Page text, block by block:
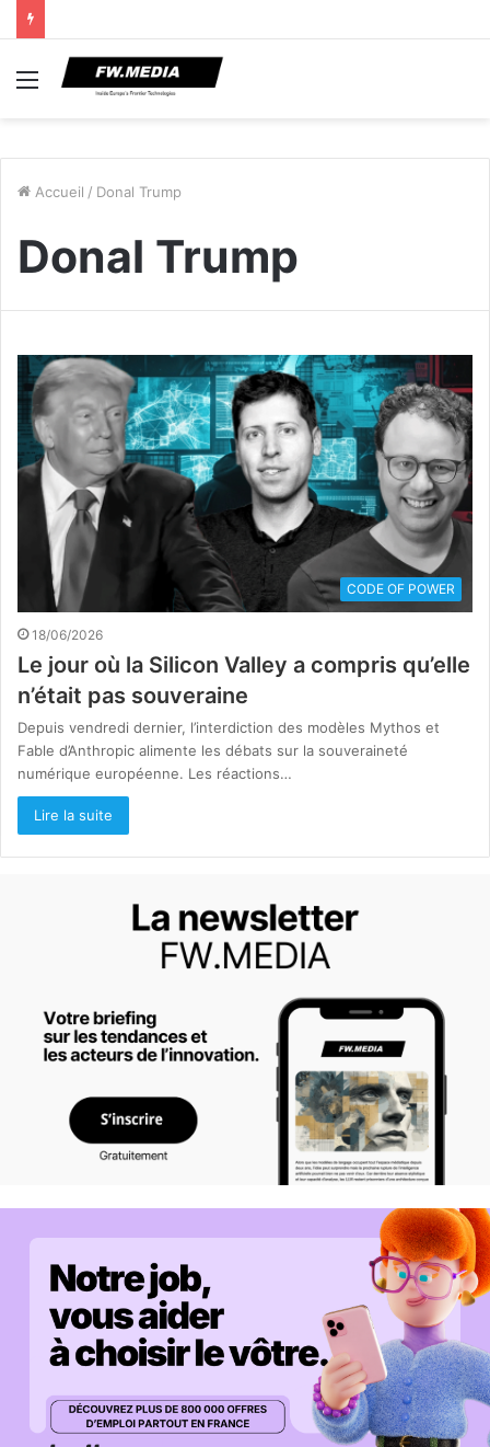
Menu
Accueil / Donal Trump
Donal Trump
CODE OF POWER
18/06/2026
Le jour où la Silicon Valley a compris qu’elle
n’était pas souveraine
Depuis vendredi dernier, l’interdiction des modèles Mythos et
Fable d’Anthropic alimente les débats sur la souveraineté
numérique européenne. Les réactions…
Lire la suite